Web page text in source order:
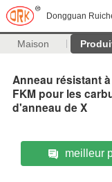
Dongguan
Maison
Anneau résistant
FKM pour les
d'anneau de X
meilleur